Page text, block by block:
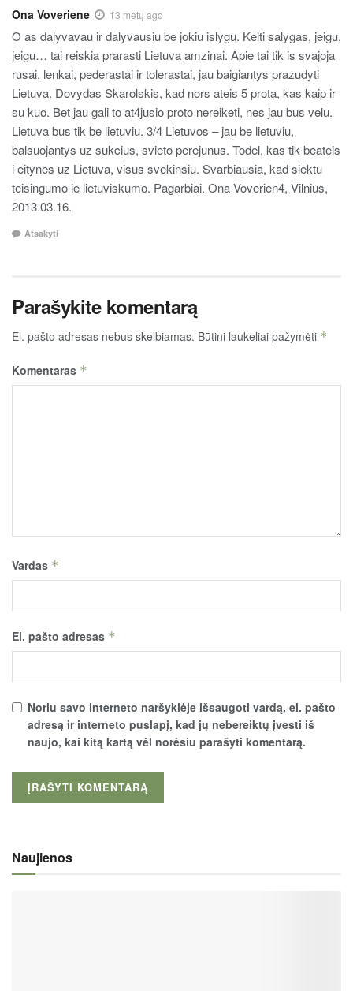
Ona Voveriene 13 metų ago
O as dalyvavau ir dalyvausiu be jokiu islygu. Kelti salygas, jeigu,
jeigu… tai reiskia prarasti Lietuva amzinai. Apie tai tik is svajoja
rusai, lenkai, pederastai ir tolerastai, jau baigiantys prazudyti
Lietuva. Dovydas Skarolskis, kad nors ateis 5 prota, kas kaip ir
su kuo. Bet jau gali to at4jusio proto nereiketi, nes jau bus velu.
Lietuva bus tik be lietuviu. 3/4 Lietuvos – jau be lietuviu,
balsuojantys uz sukcius, svieto perejunus. Todel, kas tik beateis
i eitynes uz Lietuva, visus svekinsiu. Svarbiausia, kad siektu
teisingumo ie lietuviskumo. Pagarbiai. Ona Voverien4, Vilnius,
2013.03.16.
Atsakyti
Parašykite komentarą
El. pašto adresas nebus skelbiamas. Būtini laukeliai pažymėti *
Komentaras *
Vardas *
El. pašto adresas *
Noriu savo interneto naršyklėje išsaugoti vardą, el. pašto
adresą ir interneto puslapį, kad jų nebereiktų įvesti iš
naujo, kai kitą kartą vėl norėsiu parašyti komentarą.
Naujienos